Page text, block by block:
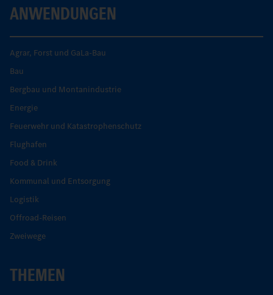
ANWENDUNGEN
Agrar, Forst und GaLa-Bau
Bau
Bergbau und Montanindustrie
Energie
Feuerwehr und Katastrophenschutz
Flughafen
Food & Drink
Kommunal und Entsorgung
Logistik
Offroad-Reisen
Zweiwege
THEMEN